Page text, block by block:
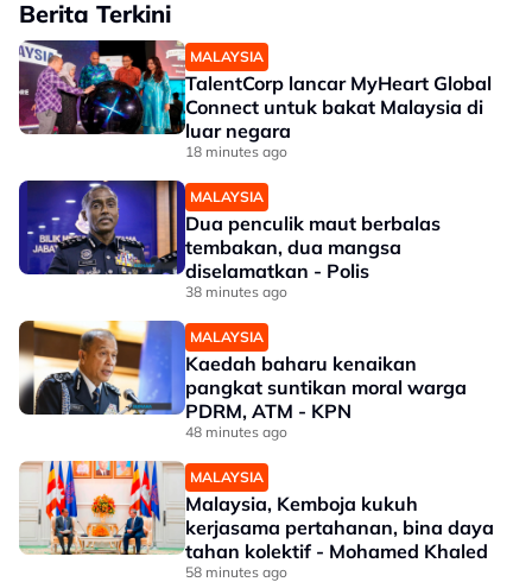
Berita Terkini
MALAYSIA
TalentCorp lancar MyHeart Global
Connect untuk bakat Malaysia di
luar negara
18 minutes ago
MALAYSIA
Dua penculik maut berbalas
tembakan, dua mangsa
diselamatkan - Polis
38 minutes ago
MALAYSIA
Kaedah baharu kenaikan
pangkat suntikan moral warga
PDRM, ATM - KPN
48 minutes ago
MALAYSIA
Malaysia, Kemboja kukuh
kerjasama pertahanan, bina daya
tahan kolektif - Mohamed Khaled
58 minutes ago